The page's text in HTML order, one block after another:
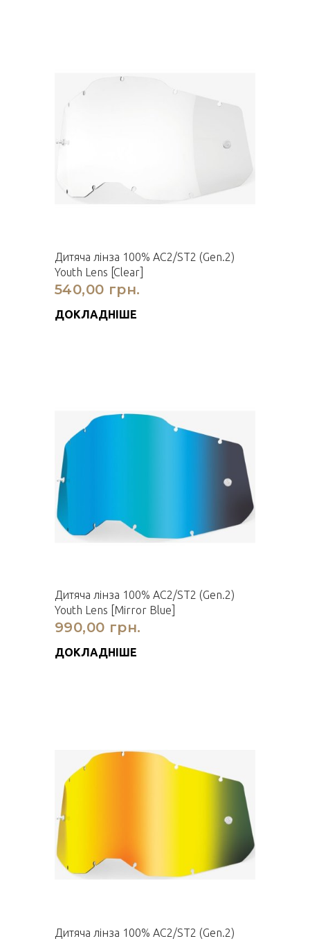
Дитяча лінза 100% AC2/ST2 (Gen.2)
Youth Lens [Clear]
540,00 грн.
ДОКЛАДНІШЕ
Дитяча лінза 100% AC2/ST2 (Gen.2)
Youth Lens [Mirror Blue]
990,00 грн.
ДОКЛАДНІШЕ
Дитяча лінза 100% AC2/ST2 (Gen.2)